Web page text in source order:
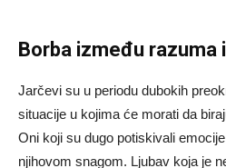
Borba između razuma
Jarčevi su u periodu dubokih
situacije u kojima će morati da
Oni koji su dugo potiskivali
njihovom snagom. Ljubav koja je